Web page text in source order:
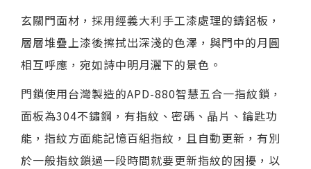
玄關門面材，採用經義大利手工漆處理的鑄鋁板，
層層堆疊上漆後擦拭出深淺的色澤，與門中的月圓
相互呼應，宛如詩中明月灑下的景色。
門鎖使用台灣製造的APD-880智慧五合一指紋鎖，
面板為304不鏽鋼，有指紋、密碼、晶片、鑰匙功
能，指紋方面能記憶百組指紋，且自動更新，有別
於一般指紋鎖過一段時間就要更新指紋的困擾，以